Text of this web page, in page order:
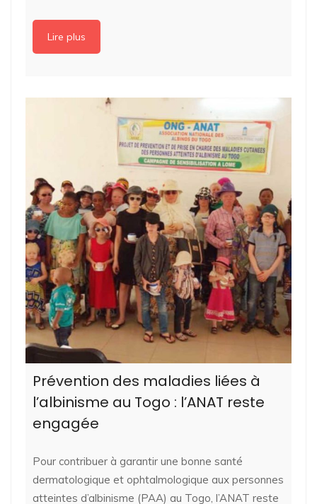
Lire plus
Prévention des maladies liées à
l’albinisme au Togo : l’ANAT reste
engagée
Pour contribuer à garantir une bonne santé
dermatologique et ophtalmologique aux personnes
atteintes d’albinisme (PAA) au Togo, l’ANAT reste